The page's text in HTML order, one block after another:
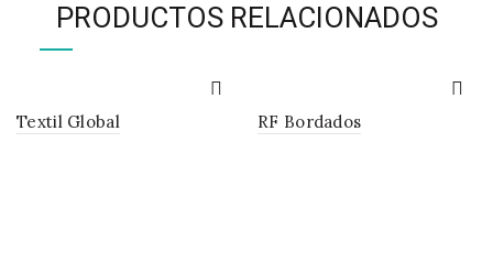
PRODUCTOS RELACIONADOS
Textil Global RF Bordados